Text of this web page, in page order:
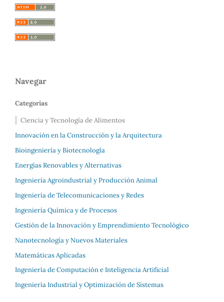
Navegar
Categorías
Ciencia y Tecnología de Alimentos
Innovación en la Construcción y la Arquitectura
Bioingeniería y Biotecnología
Energías Renovables y Alternativas
Ingeniería Agroindustrial y Producción Animal
Ingeniería de Telecomunicaciones y Redes
Ingeniería Química y de Procesos
Gestión de la Innovación y Emprendimiento Tecnológico
Nanotecnología y Nuevos Materiales
Matemáticas Aplicadas
Ingeniería de Computación e Inteligencia Artificial
Ingeniería Industrial y Optimización de Sistemas